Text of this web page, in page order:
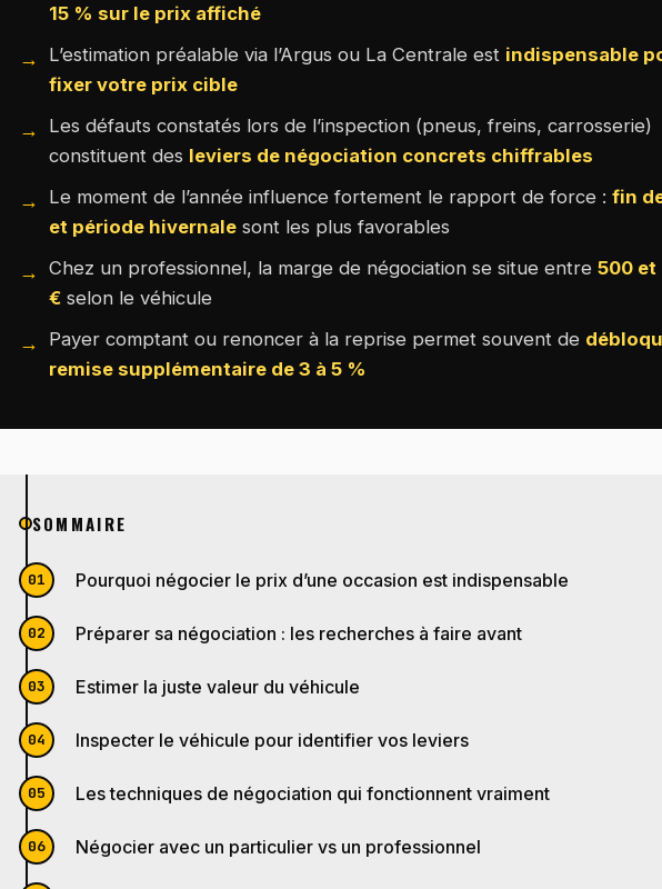
15 % sur le prix affiché
L’estimation préalable via l’Argus ou La Centrale est indispensable
fixer votre prix cible
Les défauts constatés lors de l’inspection (pneus, freins, carrosserie)
constituent des leviers de négociation concrets chiffrables
Le moment de l’année influence fortement le rapport de force : fin
et période hivernalesont les plus favorables
Chez un professionnel, la marge de négociation se situe entre 500 et
€selon le véhicule
Payer comptant ou renoncer à la reprise permet souvent de
remise supplémentaire de 3 à 5 %
SOMMAIRE
Pourquoi négocier le prix d’une occasion est indispensable
Préparer sa négociation : les recherches à faire avant
Estimer la juste valeur du véhicule
Inspecter le véhicule pour identifier vos leviers
Les techniques de négociation qui fonctionnent vraiment
Négocier avec un particulier vs un professionnel